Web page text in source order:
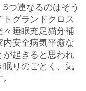
つ連なるのはそう
グランドクロス
睡眠充足猫分補
安全病気平癒な
が起きると思われ
眠りのごとく、気